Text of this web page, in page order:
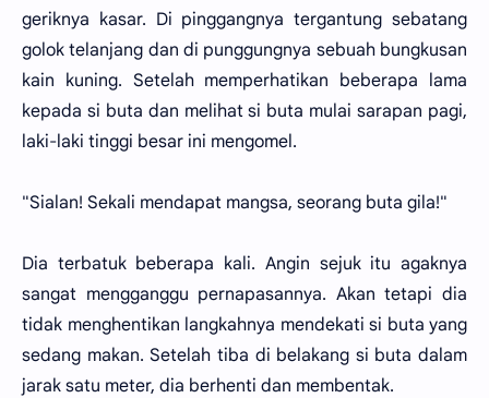
geriknya kasar. Di pinggangnya tergantung sebatang
golok telanjang dan di punggungnya sebuah bungkusan
kain kuning. Setelah memperhatikan beberapa lama
kepada si buta dan melihat si buta mulai sarapan pagi,
laki-laki tinggi besar ini mengomel.
"Sialan! Sekali mendapat mangsa, seorang buta gila!"
Dia terbatuk beberapa kali. Angin sejuk itu agaknya
sangat mengganggu pernapasannya. Akan tetapi dia
tidak menghentikan langkahnya mendekati si buta yang
sedang makan. Setelah tiba di belakang si buta dalam
jarak satu meter, dia berhenti dan membentak.